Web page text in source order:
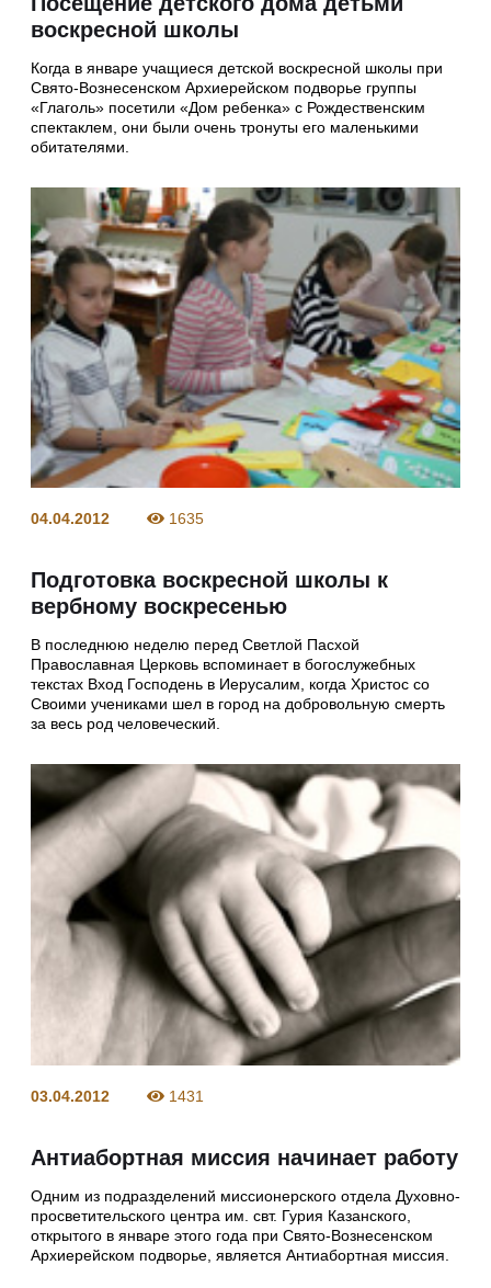
воскресной школы
Когда в январе учащиеся детской воскресной школы при
Свято-Вознесенском Архиерейском подворье группы
«Глаголь» посетили «Дом ребенка» с Рождественским
спектаклем, они были очень тронуты его маленькими
обитателями.
04.04.2012 1635
Подготовка воскресной школы к
вербному воскресенью
В последнюю неделю перед Светлой Пасхой
Православная Церковь вспоминает в богослужебных
текстах Вход Господень в Иерусалим, когда Христос со
Своими учениками шел в город на добровольную смерть
за весь род человеческий.
03.04.2012 1431
Антиабортная миссия начинает работу
Одним из подразделений миссионерского отдела Духовно-
просветительского центра им. свт. Гурия Казанского,
открытого в январе этого года при Свято-Вознесенском
Архиерейском подворье, является Антиабортная миссия.